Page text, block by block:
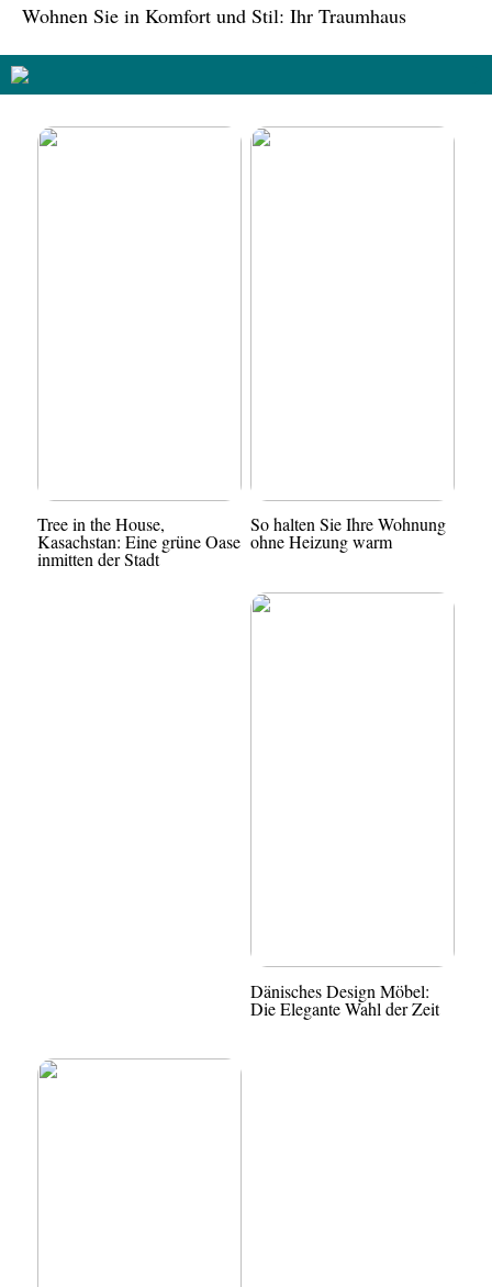
Wohnen Sie in Komfort und Stil: Ihr Traumhaus
Tree in the House,
Kasachstan: Eine grüne Oase
inmitten der Stadt
So halten Sie Ihre Wohnung
ohne Heizung warm
Dänisches Design Möbel:
Die Elegante Wahl der Zeit